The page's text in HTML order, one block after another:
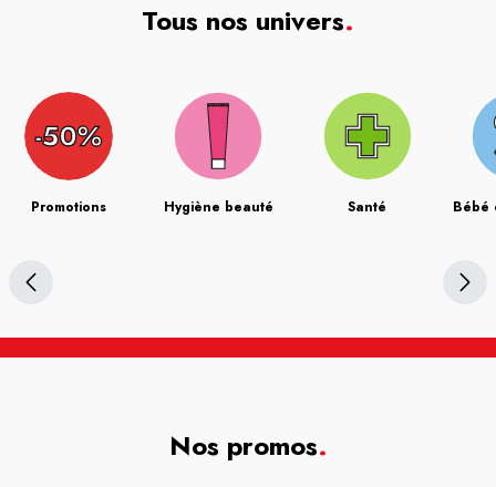
Tous nos univers.
Promotions Hygiène beauté Santé Bébé
Nos promos.